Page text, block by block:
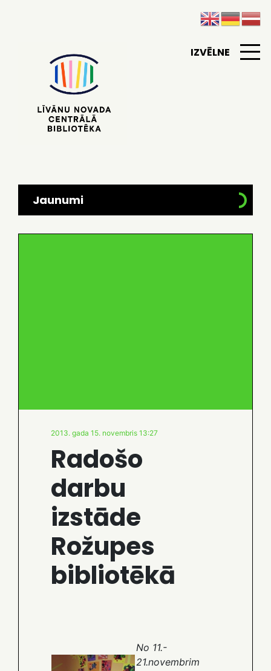
IZVĒLNE
Jaunumi
2013. gada 15. novembris 13:27
Radošo
darbu
izstāde
Rožupes
bibliotēkā
No 11.-
21.novembrim